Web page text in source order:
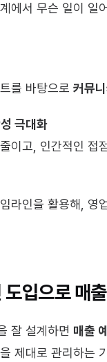
에서 무슨 일이 일
를 바탕으로 커뮤
극대화
이고, 인간적인 접
라인을 활용해, 영
입으로 매
잘 설계하면 매출
제대로 관리하는